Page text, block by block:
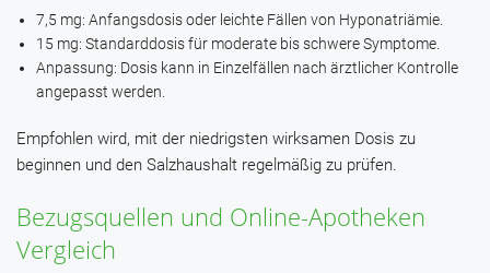
7,5 mg: Anfangsdosis oder leichte Fällen von Hyponatriämie.
15 mg: Standarddosis für moderate bis schwere Symptome.
Anpassung: Dosis kann in Einzelfällen nach ärztlicher Kontrolle
angepasst werden.
Empfohlen wird, mit der niedrigsten wirksamen Dosis zu
beginnen und den Salzhaushalt regelmäßig zu prüfen.
Bezugsquellen und Online-Apotheken
Vergleich